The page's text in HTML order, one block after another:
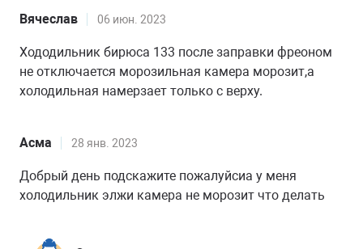
Вячеслав 06 июн. 2023
Хододильник бирюса 133 после заправки фреоном
не отключается морозильная камера морозит,а
холодильная намерзает только с верху.
Асма 28 янв. 2023
Добрый день подскажите пожалуйсиа у меня
холодильник элжи камера не морозит что делать